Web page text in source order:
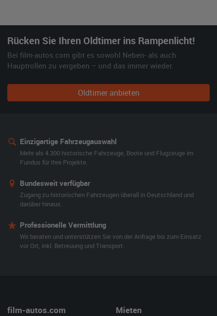
Rücken Sie Ihren Oldtimer ins Rampenlicht!
Bei film-autos.com gibt es sowohl Neben- als auch
Hauptrollen zu vergeben – und das immer wieder.
Oldtimer anbieten
Einzigartige Fahrzeugauswahl
Mehr als 4.300 historische Fahrzeuge, Boote und Flugzeuge im
Fundus für Ihre Projekte.
Bundesweit verfügbar
Zugang zu historischen Fahrzeugen überall in Deutschland und
darüber hinaus.
Professionelle Vermittlung
Wir beraten und unterstützen Sie von der Anfrage bis zum Einsatz
vor Ort, inkl. Betreuung und Transport.
film-autos.com Mieten